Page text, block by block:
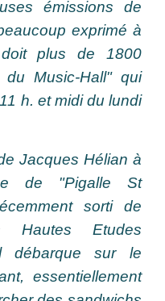
émissions de
exprimé à
plus de 1800
du Music-Hall" qui
h. et midi du lundi
Jacques Hélian à
de "Pigalle St
sorti de
Hautes Etudes
il débarque sur le
essentiellement